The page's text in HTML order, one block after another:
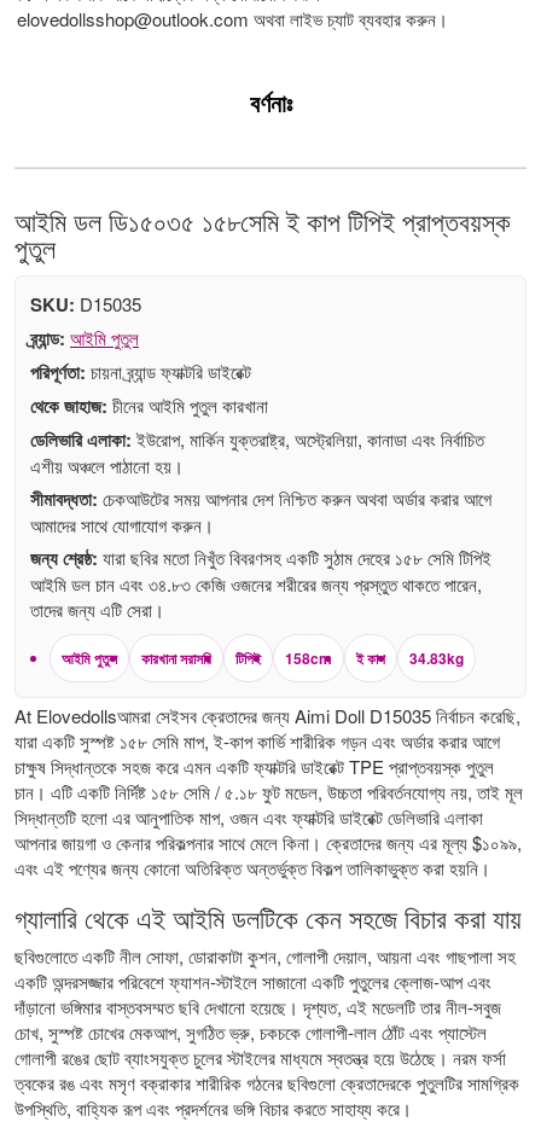
elovedollsshop@outlook.com অথবা লাইভ চ্যাট ব্যবহার করুন।
বর্ণনাঃ
আইমি ডল ডি১৫০৩৫ ১৫৮সেমি ই কাপ টিপিই প্রাপ্তবয়স্ক
পুতুল
SKU: D15035
ব্র্যান্ড: আইমি পুতুল
পরিপূর্ণতা: চায়না ব্র্যান্ড ফ্যাক্টরি ডাইরেক্ট
থেকে জাহাজ: চীনের আইমি পুতুল কারখানা
ডেলিভারি এলাকা: ইউরোপ, মার্কিন যুক্তরাষ্ট্র, অস্ট্রেলিয়া, কানাডা এবং নির্বাচিত
এশীয় অঞ্চলে পাঠানো হয়।
সীমাবদ্ধতা: চেকআউটের সময় আপনার দেশ নিশ্চিত করুন অথবা অর্ডার করার আগে
আমাদের সাথে যোগাযোগ করুন।
জন্য শ্রেষ্ঠ: যারা ছবির মতো নিখুঁত বিবরণসহ একটি সুঠাম দেহের ১৫৮ সেমি টিপিই
আইমি ডল চান এবং ৩৪.৮৩ কেজি ওজনের শরীরের জন্য প্রস্তুত থাকতে পারেন,
তাদের জন্য এটি সেরা।
আইমি পুতুল কারখানা সরাসরি টিপিই 158cm ই কাপ 34.83kg
At Elovedollsআমরা সেইসব ক্রেতাদের জন্য Aimi Doll D15035 নির্বাচন করেছি,
যারা একটি সুস্পষ্ট ১৫৮ সেমি মাপ, ই-কাপ কার্ভি শারীরিক গড়ন এবং অর্ডার করার আগে
চাক্ষুষ সিদ্ধান্তকে সহজ করে এমন একটি ফ্যাক্টরি ডাইরেক্ট TPE প্রাপ্তবয়স্ক পুতুল
চান। এটি একটি নির্দিষ্ট ১৫৮ সেমি / ৫.১৮ ফুট মডেল, উচ্চতা পরিবর্তনযোগ্য নয়, তাই মূল
সিদ্ধান্তটি হলো এর আনুপাতিক মাপ, ওজন এবং ফ্যাক্টরি ডাইরেক্ট ডেলিভারি এলাকা
আপনার জায়গা ও কেনার পরিকল্পনার সাথে মেলে কিনা। ক্রেতাদের জন্য এর মূল্য $১০৯৯,
এবং এই পণ্যের জন্য কোনো অতিরিক্ত অন্তর্ভুক্ত বিকল্প তালিকাভুক্ত করা হয়নি।
গ্যালারি থেকে এই আইমি ডলটিকে কেন সহজে বিচার করা যায়
ছবিগুলোতে একটি নীল সোফা, ডোরাকাটা কুশন, গোলাপী দেয়াল, আয়না এবং গাছপালা সহ
একটি অন্দরসজ্জার পরিবেশে ফ্যাশন-স্টাইলে সাজানো একটি পুতুলের ক্লোজ-আপ এবং
দাঁড়ানো ভঙ্গিমার বাস্তবসম্মত ছবি দেখানো হয়েছে। দৃশ্যত, এই মডেলটি তার নীল-সবুজ
চোখ, সুস্পষ্ট চোখের মেকআপ, সুগঠিত ভ্রু, চকচকে গোলাপী-লাল ঠোঁট এবং প্যাস্টেল
গোলাপী রঙের ছোট ব্যাংসযুক্ত চুলের স্টাইলের মাধ্যমে স্বতন্ত্র হয়ে উঠেছে। নরম ফর্সা
ত্বকের রঙ এবং মসৃণ বক্রাকার শারীরিক গঠনের ছবিগুলো ক্রেতাদেরকে পুতুলটির সামগ্রিক
উপস্থিতি, বাহ্যিক রূপ এবং প্রদর্শনের ভঙ্গি বিচার করতে সাহায্য করে।